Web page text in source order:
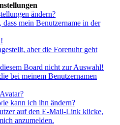
ändern?
mein Benutzername in der
aber die Forenuhr geht
Board nicht zur Auswahl!
bei meinem Benutzernamen
kann ich ihn ändern?
auf den E-Mail-Link klicke,
anzumelden.